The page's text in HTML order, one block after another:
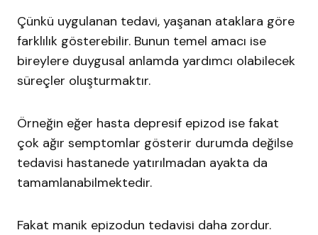
Çünkü uygulanan tedavi, yaşanan ataklara göre
farklılık gösterebilir. Bunun temel amacı ise
bireylere duygusal anlamda yardımcı olabilecek
süreçler oluşturmaktır.
Örneğin eğer hasta depresif epizod ise fakat
çok ağır semptomlar gösterir durumda değilse
tedavisi hastanede yatırılmadan ayakta da
tamamlanabilmektedir.
Fakat manik epizodun tedavisi daha zordur.